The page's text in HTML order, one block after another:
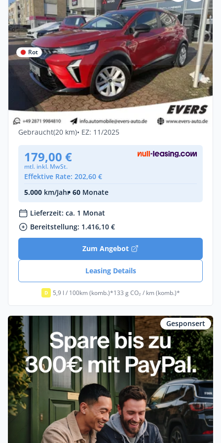
Rot
Gewerbe & Privat
Mitsubishi ASX 1.0 Turbo Plus *LED *PDC
*SHZ *Klima
Benzin •Manuell •91 PS (67 kW)
Gebraucht(20 km)• EZ: 11/2025
179,00 €
mtl. inkl. MwSt.
Effektive Rate: 202,60 €
5.000 km/Jahr• 60 Monate
Lieferzeit: ca. 1 Monat
Bereitstellung: 1.416,10 €
Zum Angebot
Leasing Details
D 5,9 l / 100km (komb.)*133 g CO₂ / km (komb.)*
Gesponsert